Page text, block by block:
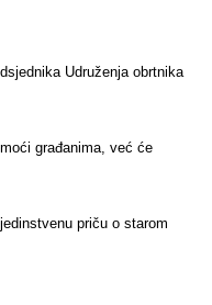
Udruženja obrtnika
građanima, već će
priču o starom